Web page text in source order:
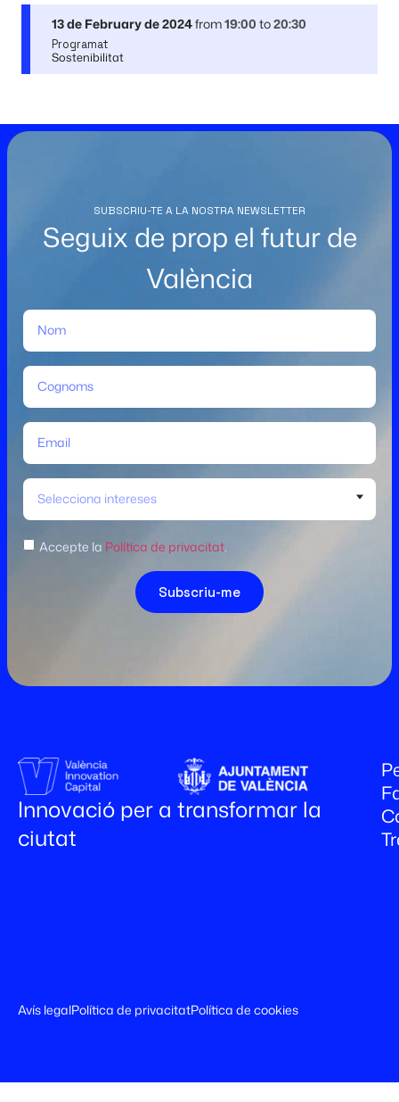
13 de February de 2024from19:00 to20:30
Programat
Sostenibilitat
SUBSCRIU-TE A LA NOSTRA NEWSLETTER
Seguix de prop el futur de
València
Selecciona intereses
Accepte la Política de privacitat
Subscriu-me
Innovació per a transformar la
ciutat
Avís legalPolítica de privacitatPolítica de cookies